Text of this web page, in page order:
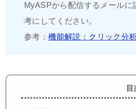
MyASPから配信するメール
考にしてください。
参考：機能解説：クリック分
目